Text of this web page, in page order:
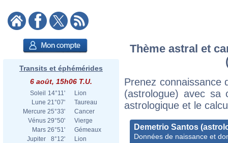
Transits et éphémérides
6 août, 15h06 T.U.
Soleil 14°11'
Lion
Lune 21°07'
Taureau
Mercure 25°33'
Cancer
Vénus 29°50'
Vierge
Mars 26°51'
Gémeaux
Jupiter
8°12'
Lion
Thème astral et
Prenez connaissance
(astrologue) avec
astrologique et le
Demetrio Santos
Données de naissance et